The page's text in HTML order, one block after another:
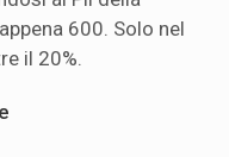
600. Solo nel
il 20%.